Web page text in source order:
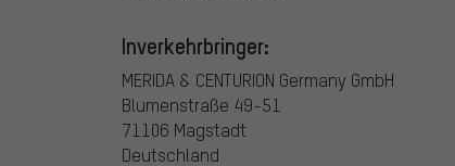
Inverkehrbringer:
MERIDA & CENTURION Germany GmbH
Blumenstraße 49-51
71106 Magstadt
Deutschland